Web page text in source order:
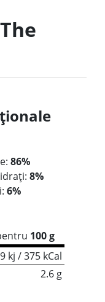
86%
8%
6%
100 g
kj / 375 kCal
2.6 g